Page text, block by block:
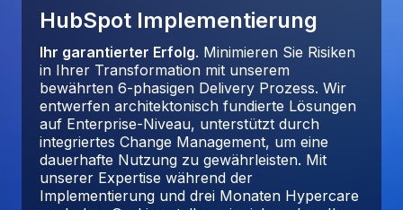
HubSpot Implementierung
Ihr garantierter Erfolg. Minimieren Sie Risiken
in Ihrer Transformation mit unserem
bewährten 6-phasigen Delivery Prozess. Wir
entwerfen architektonisch fundierte Lösungen
auf Enterprise-Niveau, unterstützt durch
integriertes Change Management, um eine
dauerhafte Nutzung zu gewährleisten. Mit
unserer Expertise während der
Implementierung und drei Monaten Hypercare